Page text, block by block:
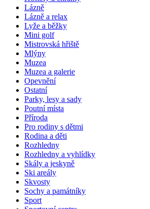
Lázně
Lázně a relax
Lyže a běžky
Mini golf
Mistrovská hřiště
Mlýny
Muzea
Muzea a galerie
Opevnění
Ostatní
Parky, lesy a sady
Poutní místa
Příroda
Pro rodiny s dětmi
Rodina a děti
Rozhledny
Rozhledny a vyhlídky
Skály a jeskyně
Ski areály
Skvosty
Sochy a památníky
Sport